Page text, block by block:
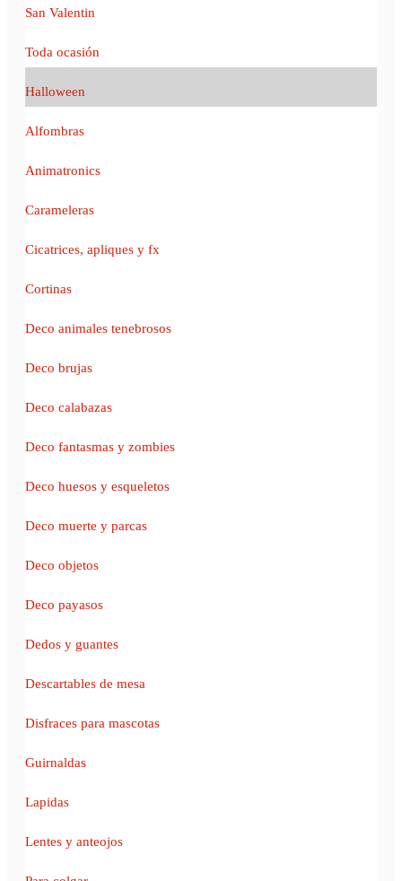
San Valentin
Toda ocasión
Halloween
Alfombras
Animatronics
Carameleras
Cicatrices, apliques y fx
Cortinas
Deco animales tenebrosos
Deco brujas
Deco calabazas
Deco fantasmas y zombies
Deco huesos y esqueletos
Deco muerte y parcas
Deco objetos
Deco payasos
Dedos y guantes
Descartables de mesa
Disfraces para mascotas
Guirnaldas
Lapidas
Lentes y anteojos